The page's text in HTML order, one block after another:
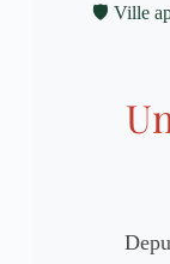
🛡️ Ville